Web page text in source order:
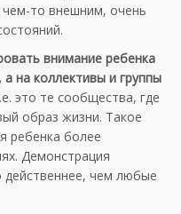
то внешним, очень
внимание ребенка
на коллективы и группы
это те сообщества, где
образ жизни. Такое
ребенка более
Демонстрация
действеннее, чем любые